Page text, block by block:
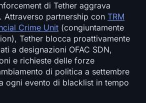
di Tether aggrava
Attraverso partnership con TRM
Crime Unit (congiuntamente
Tether blocca proattivamente
a designazioni OFAC SDN,
e richieste delle forze
di politica a settembre
ogni evento di blacklist in tempo